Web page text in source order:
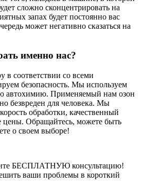
сложно сконцентрировать на
запах будет постоянно вас
может негативно сказаться на
именно нас?
соответствии со всеми
безопасность. Мы используем
автохимию. Применяемый нам озон
безвреден для человека. Мы
обработки, качественный
цены. Обращайтесь, можете быть
о своем выборе!
БЕСПЛАТНУЮ консультацию!
ваши проблемы в короткий